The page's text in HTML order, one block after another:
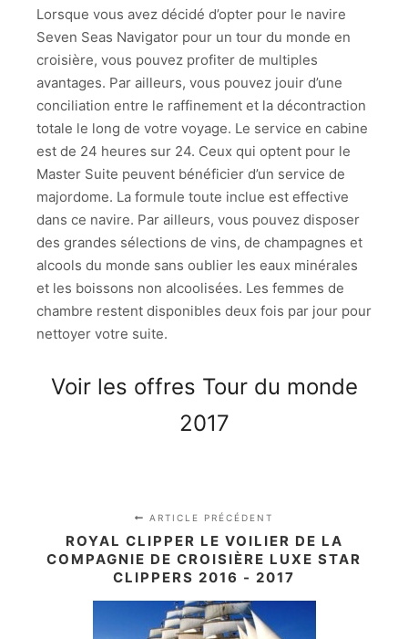
Lorsque vous avez décidé d’opter pour le navire
Seven Seas Navigator pour un tour du monde en
croisière, vous pouvez profiter de multiples
avantages. Par ailleurs, vous pouvez jouir d’une
conciliation entre le raffinement et la décontraction
totale le long de votre voyage. Le service en cabine
est de 24 heures sur 24. Ceux qui optent pour le
Master Suite peuvent bénéficier d’un service de
majordome. La formule toute inclue est effective
dans ce navire. Par ailleurs, vous pouvez disposer
des grandes sélections de vins, de champagnes et
alcools du monde sans oublier les eaux minérales
et les boissons non alcoolisées. Les femmes de
chambre restent disponibles deux fois par jour pour
nettoyer votre suite.
Voir les offres Tour du monde
2017
ARTICLE PRÉCÉDENT
ROYAL CLIPPER LE VOILIER DE LA
COMPAGNIE DE CROISIÈRE LUXE STAR
CLIPPERS 2016 - 2017